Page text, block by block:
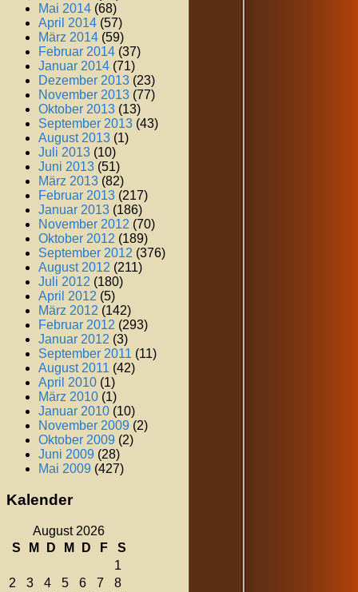
Mai 2014 (68)
April 2014 (57)
März 2014 (59)
Februar 2014 (37)
Januar 2014 (71)
Dezember 2013 (23)
November 2013 (77)
Oktober 2013 (13)
September 2013 (43)
August 2013 (1)
Juli 2013 (10)
Juni 2013 (51)
März 2013 (82)
Februar 2013 (217)
Januar 2013 (186)
November 2012 (70)
Oktober 2012 (189)
September 2012 (376)
August 2012 (211)
Juli 2012 (180)
April 2012 (5)
März 2012 (142)
Februar 2012 (293)
Januar 2012 (3)
September 2011 (11)
August 2011 (42)
April 2010 (1)
März 2010 (1)
Januar 2010 (10)
November 2009 (2)
Oktober 2009 (2)
Juni 2009 (28)
Mai 2009 (427)
Kalender
August 2026
S
M D M D F
S
1
2
3 4 5 6 7
8